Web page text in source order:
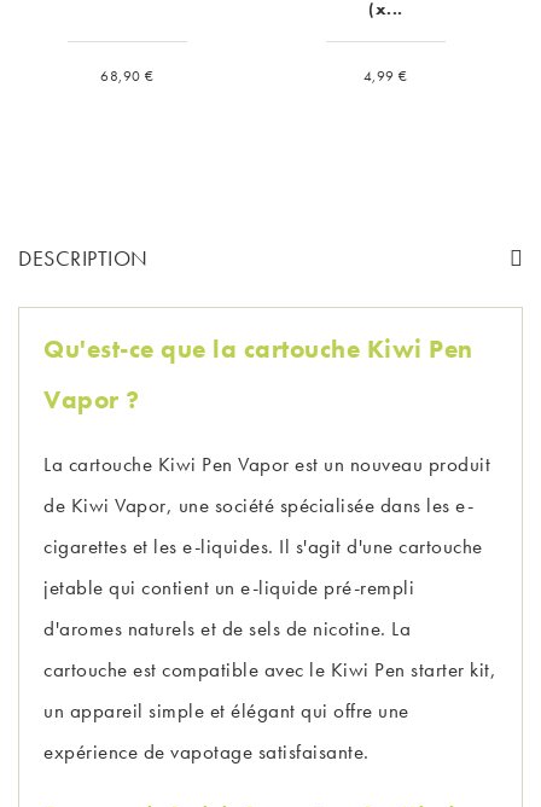
Prix
68,90 €
(x...
Prix
4,99 €
DESCRIPTION
Qu'est-ce que la cartouche Kiwi Pen
Vapor ?
La cartouche Kiwi Pen Vapor est un nouveau produit
de Kiwi Vapor, une société spécialisée dans les e-
cigarettes et les e-liquides. Il s'agit d'une cartouche
jetable qui contient un e-liquide pré-rempli
d'aromes naturels et de sels de nicotine. La
cartouche est compatible avec le Kiwi Pen starter kit,
un appareil simple et élégant qui offre une
expérience de vapotage satisfaisante.